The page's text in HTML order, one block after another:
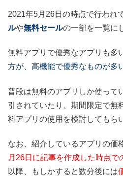
2021年5月26日の時点で行われ
ルや無料セールの一部を一覧に
無料アプリで優秀なアプリも多
方が、高機能で優秀なものが多
普段は無料のアプリしか使って
引されていたり、期間限定で無
料アプリの使用を検討してもら
なお、紹介しているアプリの価
月26日に記事を作成した時点で
以降、もしかすると数分後には